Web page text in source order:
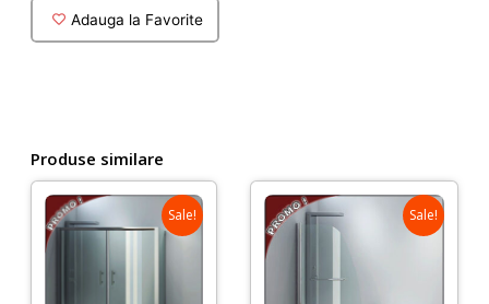
Duo
110
Adauga la Favorite
Produse similare
Sale! Sale!